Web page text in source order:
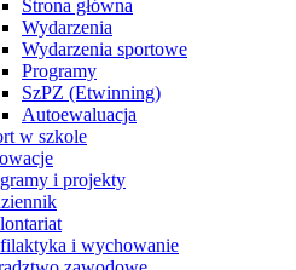
Strona główna
Wydarzenia
Wydarzenia sportowe
Programy
SzPZ (Etwinning)
Autoewaluacja
w szkole
i projekty
i wychowanie